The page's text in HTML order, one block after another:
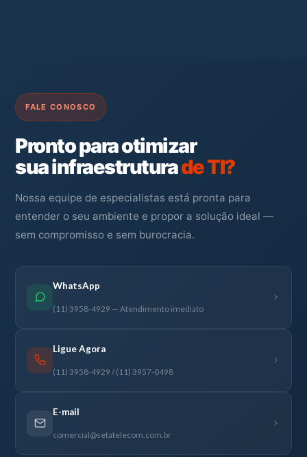
FALE CONOSCO
Pronto para otimizar
sua infraestruturade TI?
Nossa equipe de especialistas está pronta para
entender o seu ambiente e propor a solução ideal —
sem compromisso e sem burocracia.
WhatsApp
(11) 3958-4929 — Atendimento imediato
Ligue Agora
(11) 3958-4929 / (11) 3957-0498
E-mail
comercial@setatelecom.com.br